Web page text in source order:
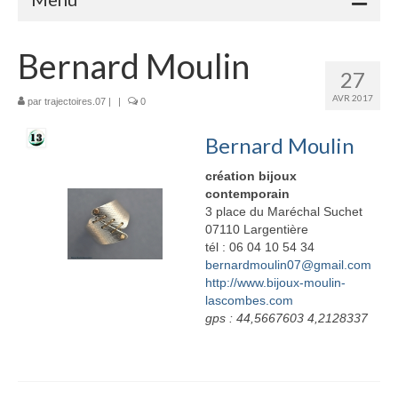
Adhérents
Elisabeth Bourget
Miryan Hernandez
27
AVR 2017
Bernard Moulin
par trajectoires.07 | | 0
Bernard Moulin
création bijoux
contemporain
3 place du Maréchal Suchet
07110 Largentière
tél : 06 04 10 54 34
bernardmoulin07@gmail.com
http://www.bijoux-moulin-
lascombes.com
gps : 44,5667603 4,2128337